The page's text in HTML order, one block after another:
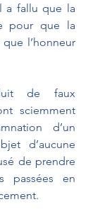
a fallu que la
pour que la
l’honneur
de faux
sciemment
d’un
d’aucune
de prendre
passées en